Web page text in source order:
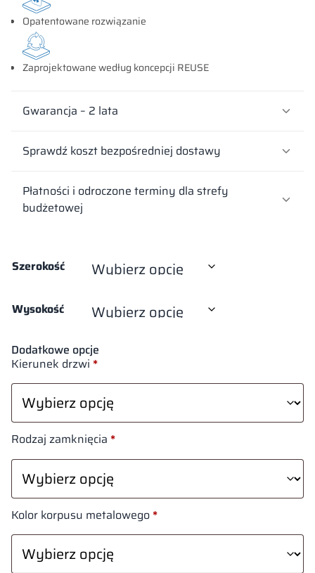
Opatentowane rozwiązanie
Zaprojektowane według koncepcji REUSE
Gwarancja – 2 lata
Sprawdź koszt bezpośredniej dostawy
Płatności i odroczone terminy dla strefy
budżetowej
Szerokość
Wysokość
Dodatkowe opcje
Kierunek drzwi *
Rodzaj zamknięcia *
Kolor korpusu metalowego *